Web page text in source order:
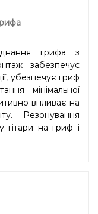
грифа з
забезпечує
убезпечує гриф
мінімальної
впливає на
Резонування
гітари на гриф і